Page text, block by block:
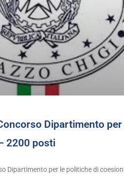
Dipartimento
2200 posti
Dipartimento per le politiche di